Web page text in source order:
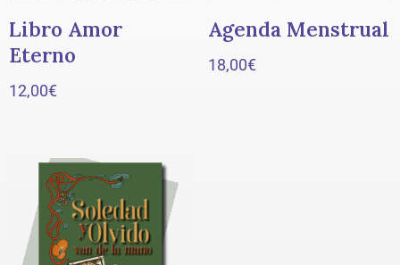
Libro Amor
Eterno
12,00€
Agenda Menstrual
18,00€